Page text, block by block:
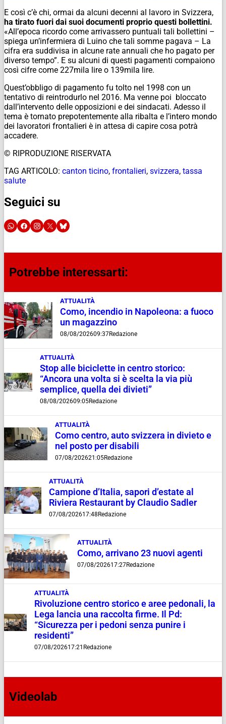
E così c’è chi, ormai da alcuni decenni al lavoro in Svizzera,
ha tirato fuori dai suoi documenti proprio questi bollettini.
«All’epoca ricordo come arrivassero puntuali tali bollettini –
spiega un’infermiera di Luino che tali somme pagava – La
cifra era suddivisa in alcune rate annuali che ho pagato per
diverso tempo”. E su alcuni di questi pagamenti compaiono
così cifre come 227mila lire o 139mila lire.
Quest’obbligo di pagamento fu tolto nel 1998 con un
tentativo di reintrodurlo nel 2016. Ma venne poi bloccato
dall’intervento delle opposizioni e dei sindacati. Adesso il
tema è tornato prepotentemente alla ribalta e l’intero mondo
dei lavoratori frontalieri è in attesa di capire cosa potrà
accadere.
© RIPRODUZIONE RISERVATA
TAG ARTICOLO: canton ticino, frontalieri, svizzera, tassa
salute
Seguici su
Potrebbe interessarti:
ATTUALITÀ
Como, incendio in Napoleona: a fuoco
un magazzino
08/08/202609:37Redazione
ATTUALITÀ
Stop alle biciclette in centro storico:
“Ancora una volta si è scelta la via più
semplice, quella dei divieti”
08/08/202609:05Redazione
ATTUALITÀ
Como centro, auto svizzera in divieto e
nel posto per disabili
07/08/202621:05Redazione
ATTUALITÀ
Campione d’Italia, sapori d’estate al
Riviera Restaurant by Claudio Sadler
07/08/202617:48 Redazione
ATTUALITÀ
Como, arrivano 23 nuovi agenti
07/08/202617:27Redazione
ATTUALITÀ
Rivoluzione centro storico e aree pedonali, la
Lega lancia una raccolta firme. Il Pd:
“Sicurezza per i pedoni senza punire i
residenti”
07/08/202617:21 Redazione
Videolab